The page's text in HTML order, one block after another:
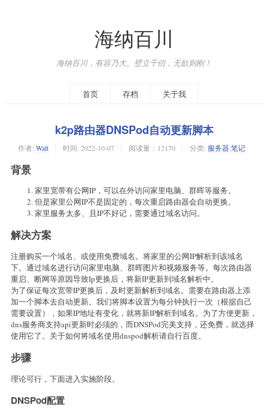
海纳百川
海纳百川，有容乃大。壁立千仞，无欲则刚！
首页 存档 关于我
k2p路由器DNSPod自动更新脚本
作者: Walt 时间: 2022-10-07 阅读量：12170 分类: 服务器笔记
背景
家里宽带有公网IP，可以在外访问家里电脑、群晖等服务。
但是家里公网IP不是固定的，每次重启路由器会自动更换。
家里服务太多、且IP不好记，需要通过域名访问。
解决方案
注册购买一个域名、或使用免费域名。将家里的公网IP解析到该域名
下。通过域名进行访问家里电脑、群晖图片和视频服务等。每次路由器
重启、断网等原因导致Ip更换后，将新IP更新到域名解析中。
为了保证每次宽带IP更换后，及时更新解析到域名。需要在路由器上添
加一个脚本去自动更新。我们将脚本设置为每分钟执行一次（根据自己
需要设置），如果IP地址有变化，就将新IP解析到域名。为了方便更新，
dns服务商支持api更新时必须的，而DNSPod完美支持，还免费，就选择
使用它了。关于如何将域名使用dnspod解析请自行百度。
步骤
理论可行，下面进入实施阶段。
DNSPod配置